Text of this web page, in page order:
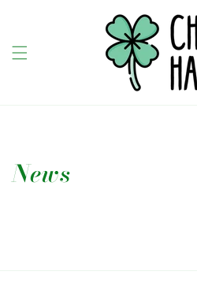
News